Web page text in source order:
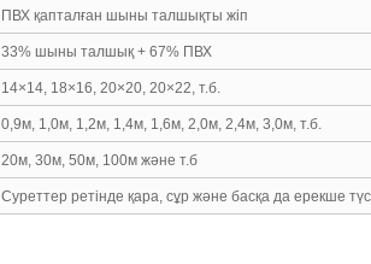
ПВХ қапталған шыны талшықты жіп
33% шыны талшық + 67% ПВХ
14×14, 18×16, 20×20, 20×22, т.б.
0,9м, 1,0м, 1,2м, 1,4м, 1,6м, 2,0м, 2,4м, 3,0м, т.б.
20м, 30м, 50м, 100м және т.б
Суреттер ретінде қара, сұр және басқа да ерекше